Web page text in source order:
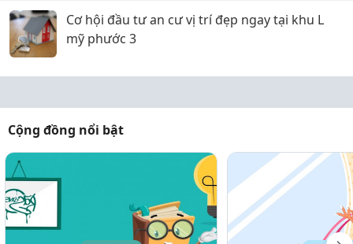
Cơ hội đầu tư an cư vị trí đẹp ngay tại khu L
mỹ phước 3
Cộng đồng nổi bật